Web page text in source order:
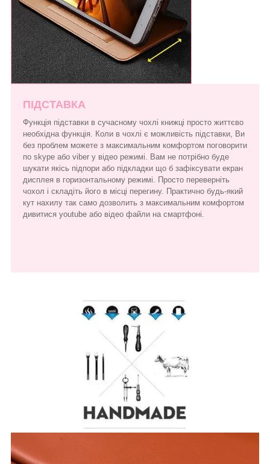
ПІДСТАВКА
Функція підставки в сучасному чохлі книжці просто життєво
необхідна функція. Коли в чохлі є можливість підставки, Ви
без проблем можете з максимальним комфортом поговорити
по skype або viber у відео режимі. Вам не потрібно буде
шукати якісь підпори або підкладки що б зафіксувати екран
дисплея в горизонтальному режимі. Просто переверніть
чохол і складіть його в місці перегину. Практично будь-який
кут нахилу так само дозволить з максимальним комфортом
дивитися youtube або відео файли на смартфоні.